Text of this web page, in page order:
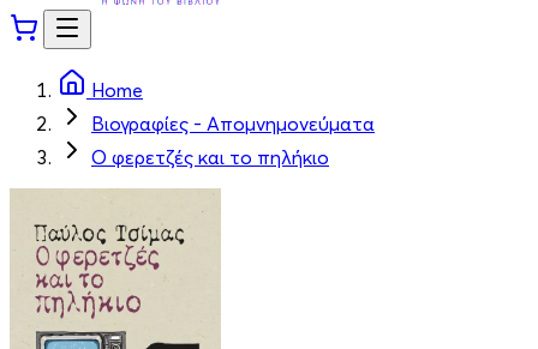
Home
Βιογραφίες - Απομνημονεύματα
Ο φερετζές και το πηλήκιο